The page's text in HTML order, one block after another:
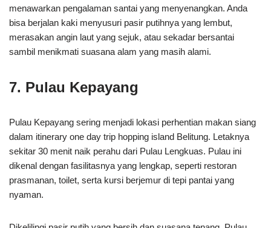
menawarkan pengalaman santai yang menyenangkan. Anda
bisa berjalan kaki menyusuri pasir putihnya yang lembut,
merasakan angin laut yang sejuk, atau sekadar bersantai
sambil menikmati suasana alam yang masih alami.
7. Pulau Kepayang
Pulau Kepayang sering menjadi lokasi perhentian makan siang
dalam itinerary one day trip hopping island Belitung. Letaknya
sekitar 30 menit naik perahu dari Pulau Lengkuas. Pulau ini
dikenal dengan fasilitasnya yang lengkap, seperti restoran
prasmanan, toilet, serta kursi berjemur di tepi pantai yang
nyaman.